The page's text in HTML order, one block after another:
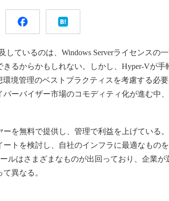
しているのは、Windows Serverライセンスの
るからかもしれない。しかし、Hyper-Vが手
境管理のベストプラクティスを考慮する必要
ーバイザー市場のコモディティ化が進む中
ーを無料で提供し、管理で利益を上げている
トを検討し、自社のインフラに最適なもの
ルはさまざまなものが出回っており、企業が
異なる。